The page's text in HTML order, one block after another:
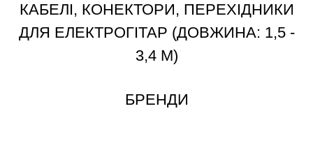
КАБЕЛІ, КОНЕКТОРИ, ПЕРЕХІДНИКИ
ДЛЯ ЕЛЕКТРОГІТАР (ДОВЖИНА: 1,5 -
3,4 М)
БРЕНДИ